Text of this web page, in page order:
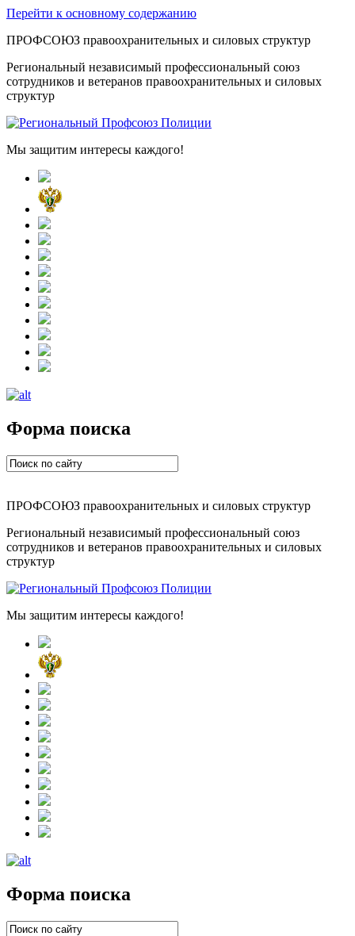
Перейти к основному содержанию
ПРОФСОЮЗ правоохранительных и силовых структур
Региональный независимый профессиональный союз
сотрудников и ветеранов правоохранительных и силовых
структур
Мы защитим интересы каждого!
Форма поиска
ПРОФСОЮЗ правоохранительных и силовых структур
Региональный независимый профессиональный союз
сотрудников и ветеранов правоохранительных и силовых
структур
Мы защитим интересы каждого!
Форма поиска